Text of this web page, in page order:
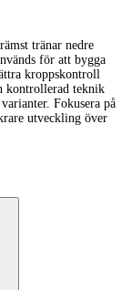
tränar nedre
för att bygga
kroppskontroll
kontrollerad teknik
Fokusera på
utveckling över